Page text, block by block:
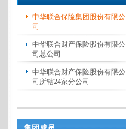
中华联合保险集团股份有限公
司
中华联合财产保险股份有限公
司总公司
中华联合财产保险股份有限公
司所辖24家分公司